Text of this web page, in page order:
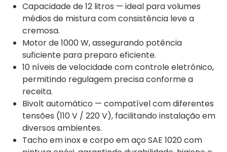
Capacidade de 12 litros — ideal para volumes
médios de mistura com consistência leve a
cremosa.
Motor de 1000 W, assegurando potência
suficiente para preparo eficiente.
10 níveis de velocidade com controle eletrônico,
permitindo regulagem precisa conforme a
receita.
Bivolt automático — compatível com diferentes
tensões (110 V / 220 V), facilitando instalação em
diversos ambientes.
Tacho em inox e corpo em aço SAE 1020 com